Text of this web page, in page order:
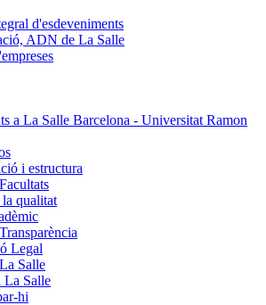
d'esdeveniments
ADN de La Salle
a La Salle Barcelona - Universitat Ramon
i estructura
qualitat
Legal
Salle
La Salle
hi